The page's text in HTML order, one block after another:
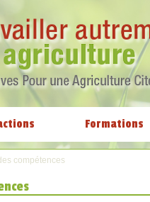
Formations
compétences